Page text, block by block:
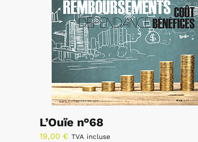
L’Ouïe n°68
19,00 € TVA incluse